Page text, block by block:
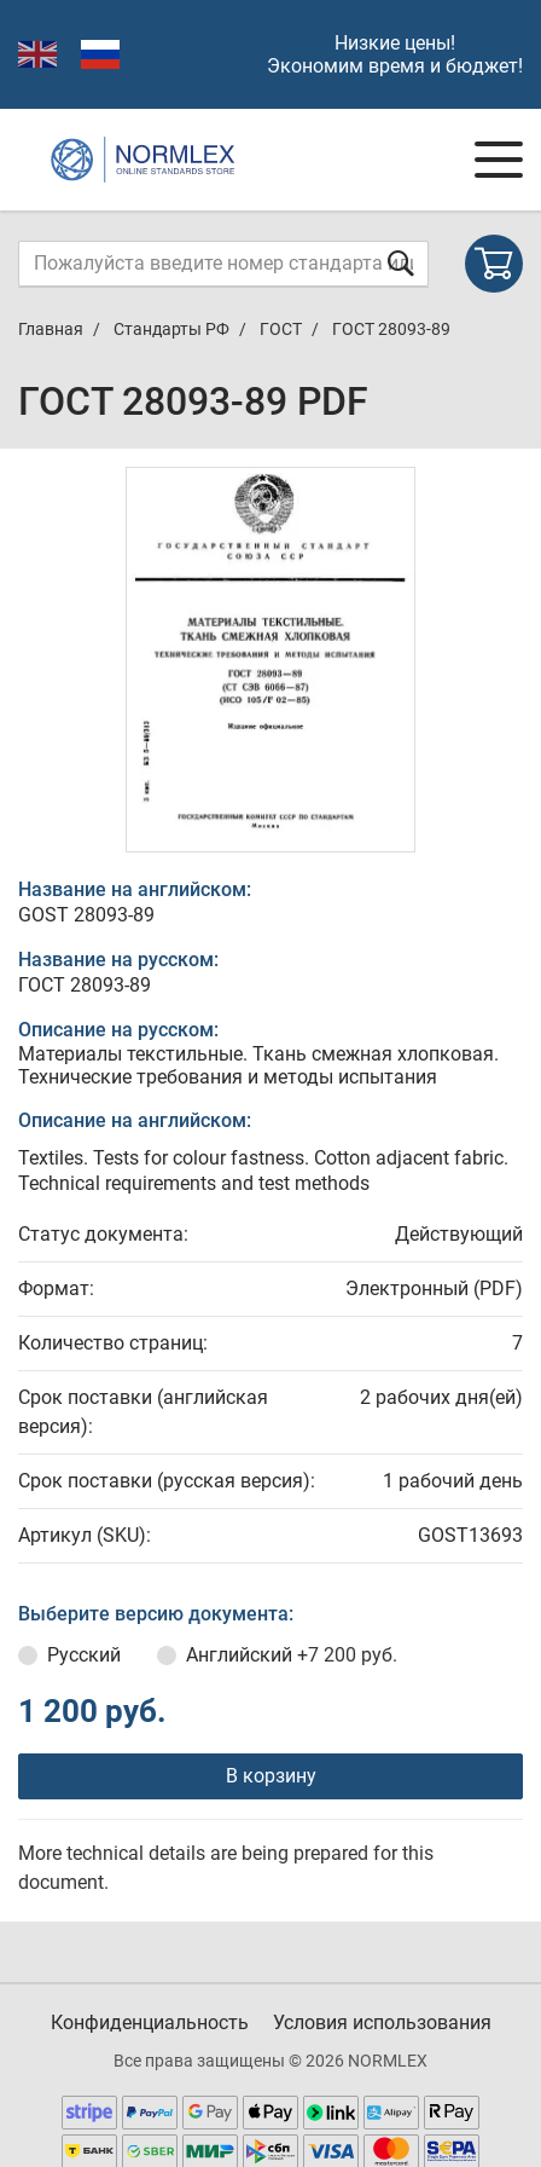
Низкие цены!
Экономим время и бюджет!
Главная Стандарты РФ ГОСТ ГОСТ 28093-89
ГОСТ 28093-89 PDF
Название на английском:
GOST 28093-89
Название на русском:
ГОСТ 28093-89
Описание на русском:
Материалы текстильные. Ткань смежная хлопковая.
Технические требования и методы испытания
Описание на английском:
Textiles. Tests for colour fastness. Cotton adjacent fabric.
Technical requirements and test methods
Статус документа: Действующий
Формат: Электронный (PDF)
Количество страниц: 7
Срок поставки (английская
версия):
2 рабочих дня(ей)
Срок поставки (русская версия): 1 рабочий день
Артикул (SKU): GOST13693
Выберите версию документа:
Русский
Английский +7 200 руб.
1 200 руб.
В корзину
More technical details are being prepared for this
document.
Конфиденциальность Условия использования
Все права защищены © 2026 NORMLEX